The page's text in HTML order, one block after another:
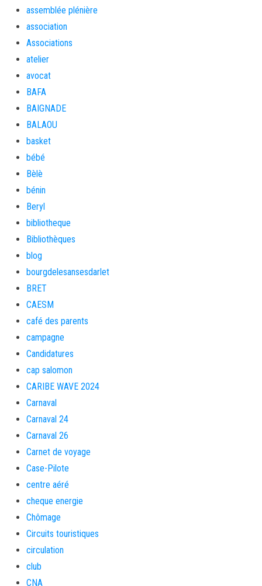
assemblée plénière
association
Associations
atelier
avocat
BAFA
BAIGNADE
BALAOU
basket
bébé
Bèlè
bénin
Beryl
bibliotheque
Bibliothèques
blog
bourgdelesansesdarlet
BRET
CAESM
café des parents
campagne
Candidatures
cap salomon
CARIBE WAVE 2024
Carnaval
Carnaval 24
Carnaval 26
Carnet de voyage
Case-Pilote
centre aéré
cheque energie
Chômage
Circuits touristiques
circulation
club
CNA